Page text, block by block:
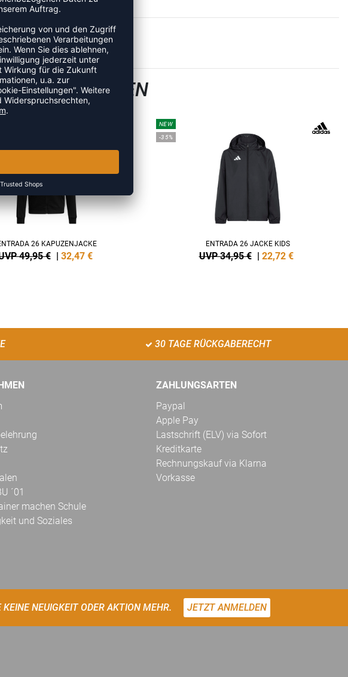
JACKEN
26 KAPUZENJACKE
49,95 € | 32,47 €
NEW
-35%
ENTRADA 26 JACKE KIDS
UVP 34,95 € | 22,72 €
30 TAGE RÜCKGABERECHT
´01
machen Schule
und Soziales
ZAHLUNGSARTEN
Paypal
Apple Pay
Lastschrift (ELV) via Sofort
Kreditkarte
Rechnungskauf via Klarna
Vorkasse
NEUIGKEIT ODER AKTION MEHR. JETZT ANMELDEN